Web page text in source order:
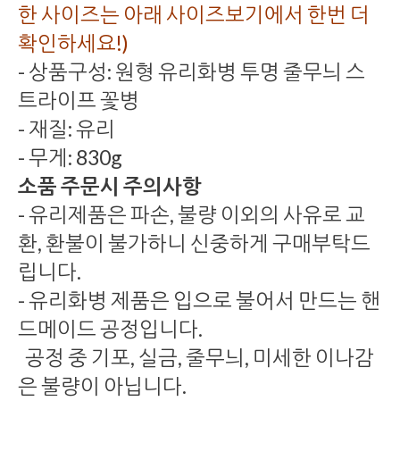
한 사이즈는 아래 사이즈보기에서 한번 더
확인하세요!)
- 상품구성: 원형 유리화병 투명 줄무늬 스
트라이프 꽃병
- 재질: 유리
- 무게: 830g
소품 주문시 주의사항
- 유리제품은 파손, 불량 이외의 사유로 교
환, 환불이 불가하니 신중하게 구매부탁드
립니다.
- 유리화병 제품은 입으로 불어서 만드는 핸
드메이드 공정입니다.
공정 중 기포, 실금, 줄무늬, 미세한 이나감
은 불량이 아닙니다.